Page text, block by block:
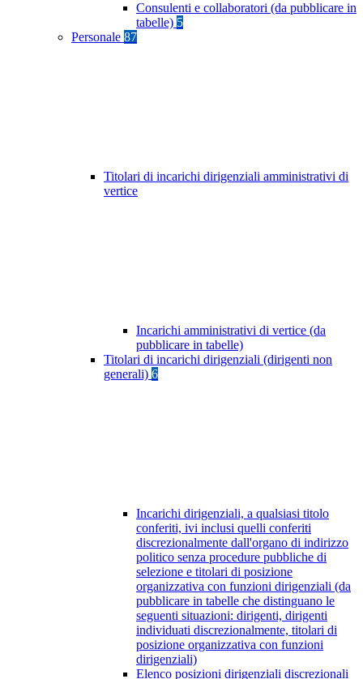
Consulenti e collaboratori (da pubblicare in
tabelle) 5
Personale 87
Titolari di incarichi dirigenziali amministrativi di
vertice
Incarichi amministrativi di vertice (da
pubblicare in tabelle)
Titolari di incarichi dirigenziali (dirigenti non
generali) 6
Incarichi dirigenziali, a qualsiasi titolo
conferiti, ivi inclusi quelli conferiti
discrezionalmente dall'organo di indirizzo
politico senza procedure pubbliche di
selezione e titolari di posizione
organizzativa con funzioni dirigenziali (da
pubblicare in tabelle che distinguano le
seguenti situazioni: dirigenti, dirigenti
individuati discrezionalmente, titolari di
posizione organizzativa con funzioni
dirigenziali)
Elenco posizioni dirigenziali discrezionali